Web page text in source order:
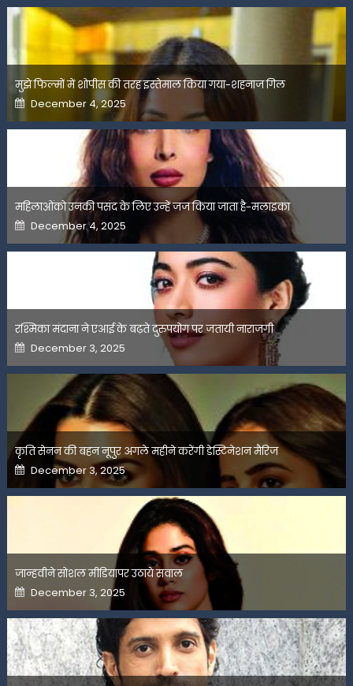
मुझे फिल्मों में शोपीस की तरह इस्तेमाल किया गया-शहनाज गिल
Posted
on
December 4, 2025
महिलाओंको उनकी पसंद के लिए उन्हें जज किया जाता है-मलाइका
Posted
on
December 4, 2025
रश्मिका मंदाना ने एआई के बढ़ते दुरुपयोग पर जतायी नाराजगी
Posted
on
December 3, 2025
कृति सेनन की बहन नूपुर अगले महीने करेंगी डेस्टिनेशन मैरिज
Posted
on
December 3, 2025
जान्हवीने सोशल मीडियापर उठाये सवाल
Posted
on
December 3, 2025